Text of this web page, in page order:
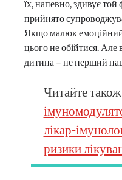
їх, напевно, здивує той
прийнято
Якщо малюк емоційний
цього не обійтися.
дитина – не перший
Читайте
лікар-
ризики